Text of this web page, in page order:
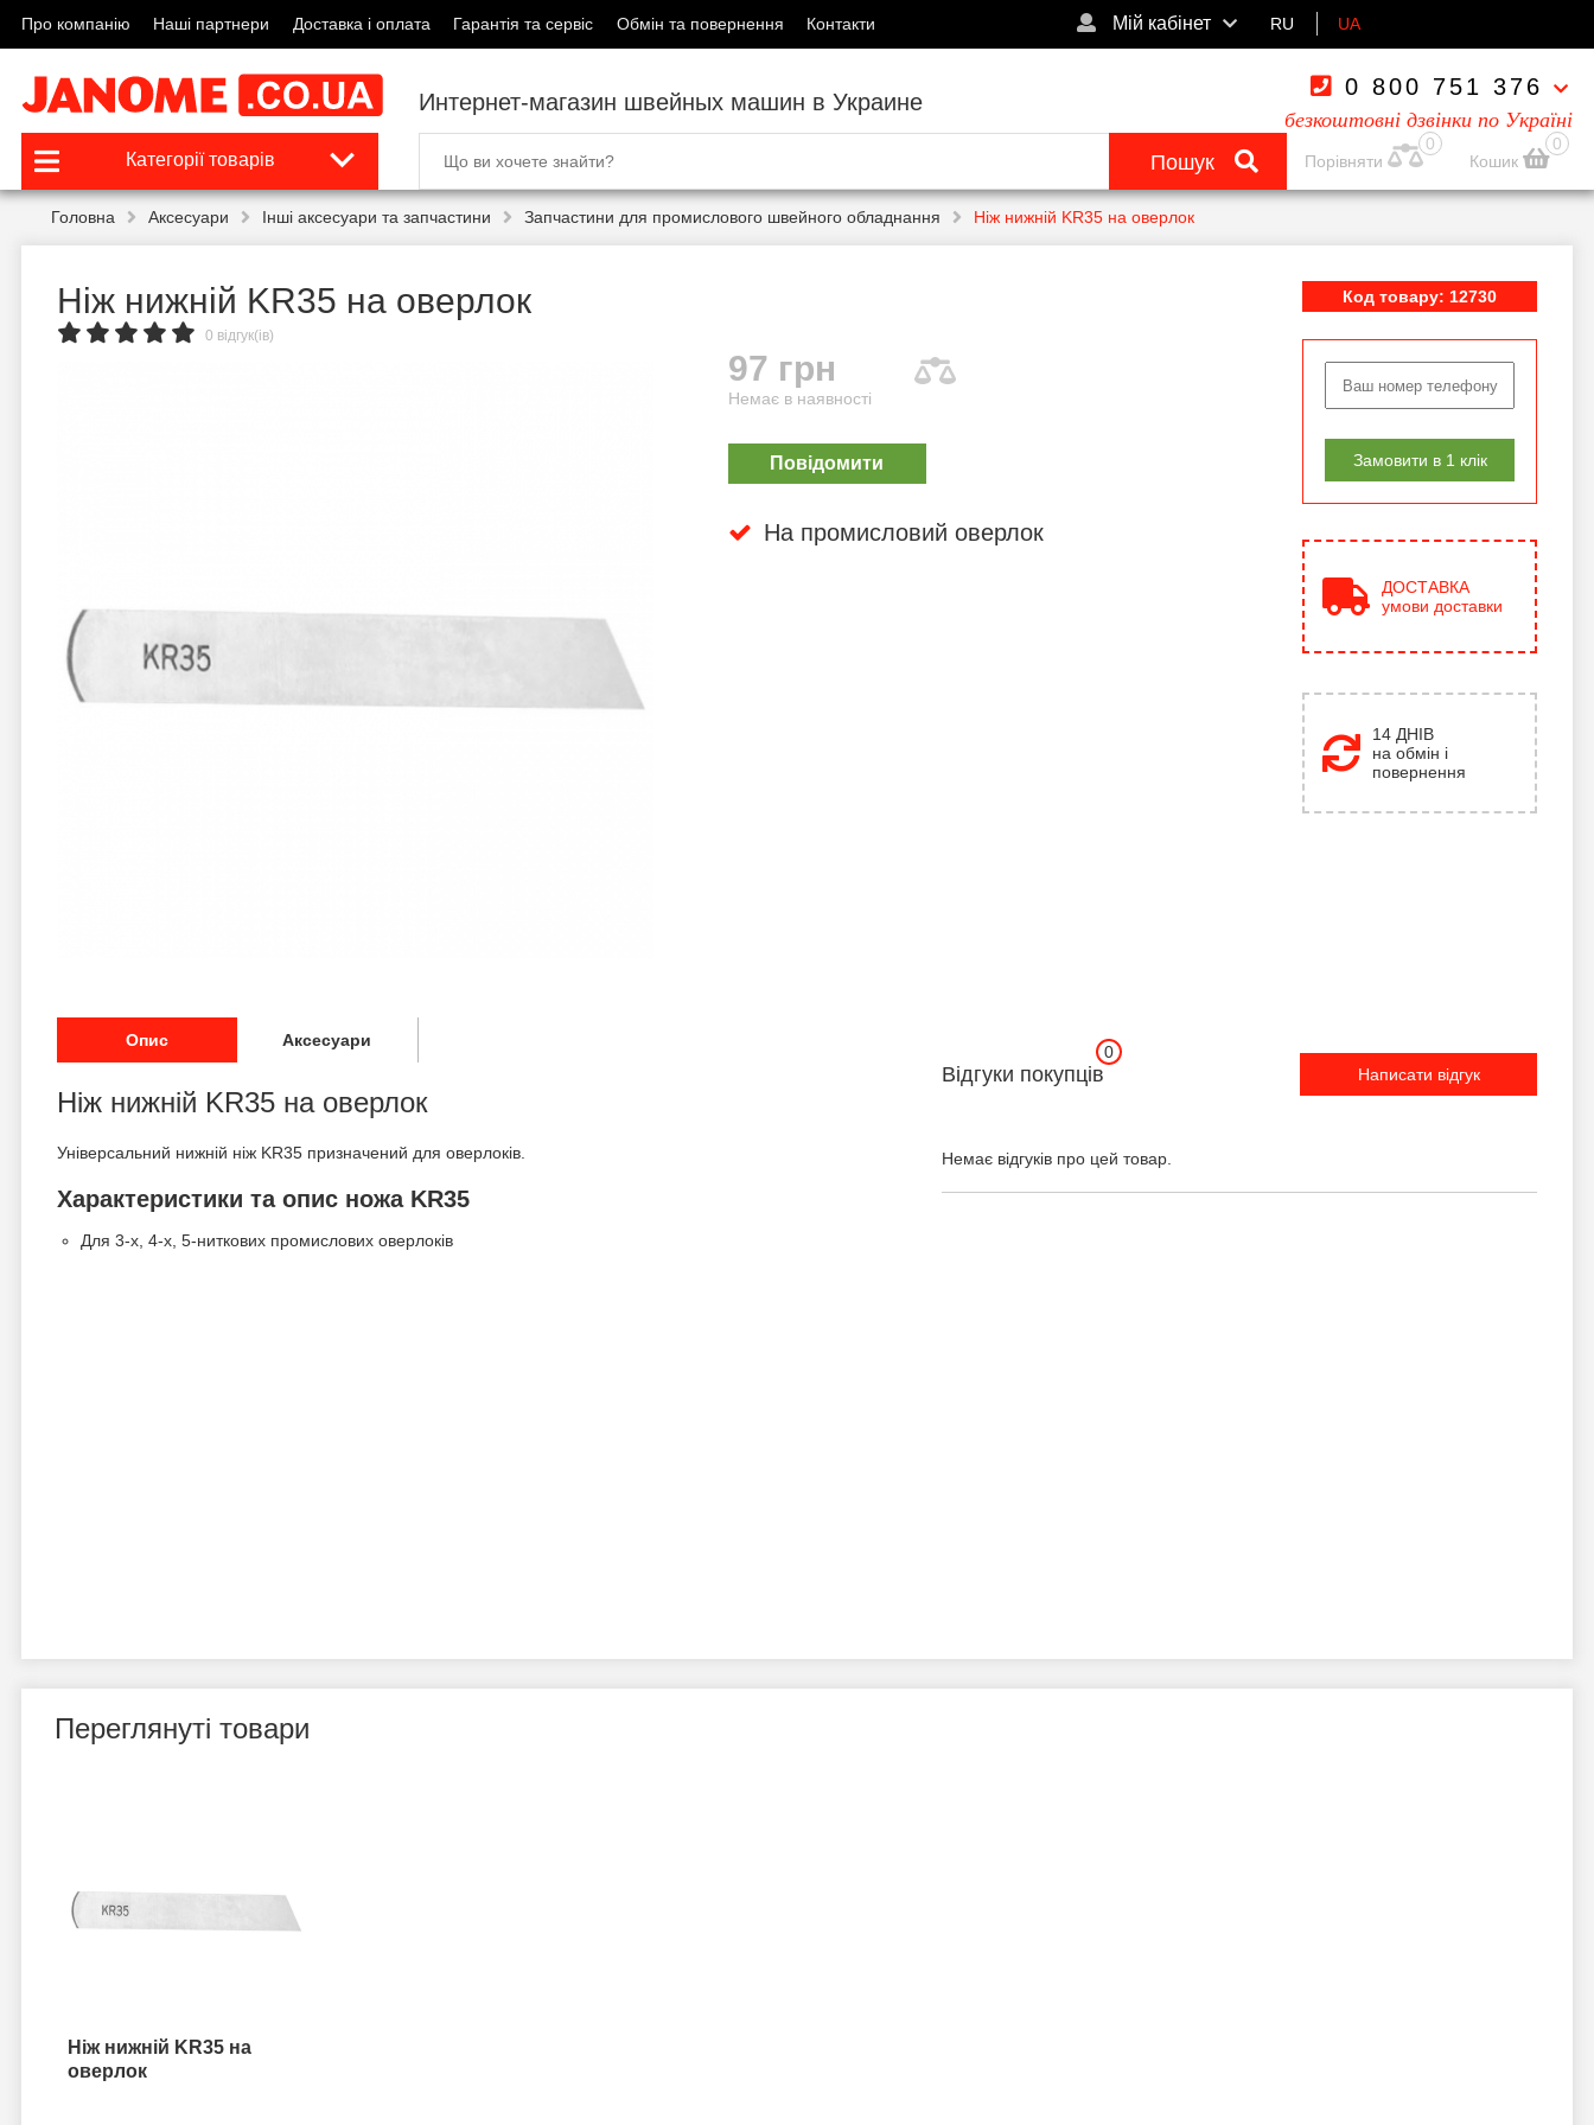
Про компанію Наші партнери Доставка і оплата Гарантія та сервіс Обмін та повернення Контакти Мій кабінет RU UA
Интернет-магазин швейных машин в Украине
0 800 751 376
безкоштовні дзвінки по Україні
Категорії товарів Пошук
0
Порівняти
0
Кошик
Головна Аксесуари Інші аксесуари та запчастини Запчастини для промислового швейного обладнання Ніж нижній KR35 на оверлок
Ніж нижній KR35 на оверлок
0 відгук(ів)
97 грн
Немає в наявності
Повідомити
На промисловий оверлок
Код товару: 12730
Замовити в 1 клік
ДОСТАВКА
умови доставки
14 ДНІВ
на обмін і
повернення
Опис Аксесуари
Ніж нижній KR35 на оверлок
Універсальний нижній ніж KR35 призначений для оверлоків.
Характеристики та опис ножа KR35
Для 3-х, 4-х, 5-ниткових промислових оверлоків
Відгуки покупців
0
Написати відгук
Немає відгуків про цей товар.
Переглянуті товари
Ніж нижній KR35 на
оверлок